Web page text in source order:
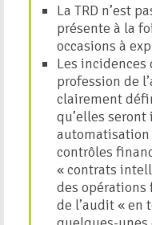
La TRD n’est
présente à la
occasions à
Les
profession de
clairement
qu’elles
contrôles
« contrats
des opérations
de l’audit « en